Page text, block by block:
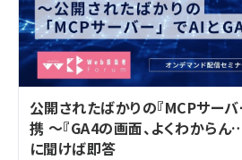
公開されたばかりの『MCPサー
携 ～『GA4の画面、よくわからん
に聞けば即答